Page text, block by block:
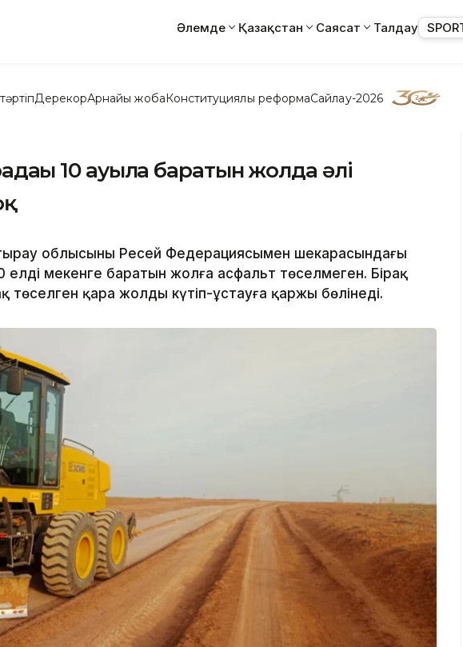
Әлемде Қазақстан Саясат Талдау
ДерекқорАрнайы жобаКонституциялық реформаСайлау-2026
10 ауылға баратын жолда әлі
облысының Ресей Федерациясымен шекарасындағы
елді мекенге баратын жолға асфальт төселмеген. Бірақ
қара жолды күтіп-ұстауға қаржы бөлінеді.